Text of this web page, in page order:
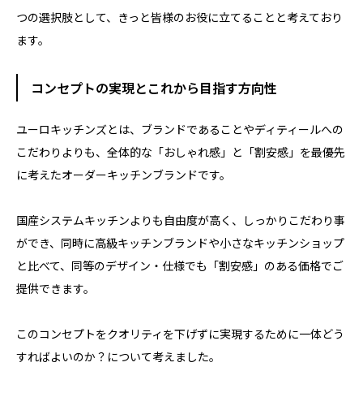
つの選択肢として、きっと皆様のお役に立てることと考えており
ます。
コンセプトの実現とこれから目指す方向性
ユーロキッチンズとは、ブランドであることやディティールへの
こだわりよりも、全体的な「おしゃれ感」と「割安感」を最優先
に考えたオーダーキッチンブランドです。
国産システムキッチンよりも自由度が高く、しっかりこだわり事
ができ、同時に高級キッチンブランドや小さなキッチンショップ
と比べて、同等のデザイン・仕様でも「割安感」のある価格でご
提供できます。
このコンセプトをクオリティを下げずに実現するために一体どう
すればよいのか？について考えました。